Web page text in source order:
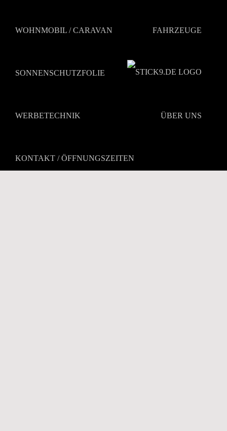
springenWOHNMOBIL / CARAVAN FAHRZEUGE
SONNENSCHUTZFOLIE
WERBETECHNIK ÜBER UNS
KONTAKT / ÖFFNUNGSZEITEN